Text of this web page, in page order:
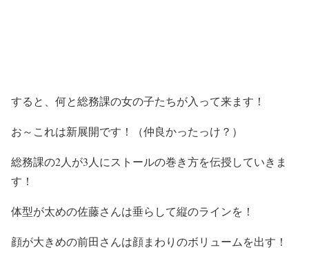
すると、何と総務課の女の子たちが入って来ます！
お～これは新展開です！（仲良かったっけ？）
総務課の2人が3人にストールの巻き方を伝授していきま
す！
体型が太めの佐藤さんは垂らして縦のラインを！
顔が大きめの前田さんは顔まわりのボリュームを出す！